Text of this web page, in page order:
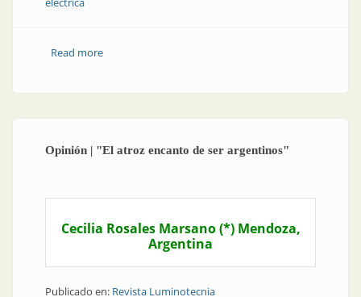
Read moreabout Consumo eléctrico | En julio también
Opinión | "El atroz encanto de ser argentinos"
Cecilia Rosales Marsano (*) Mendoza,
Argentina
Publicado en: Revista Luminotecnia